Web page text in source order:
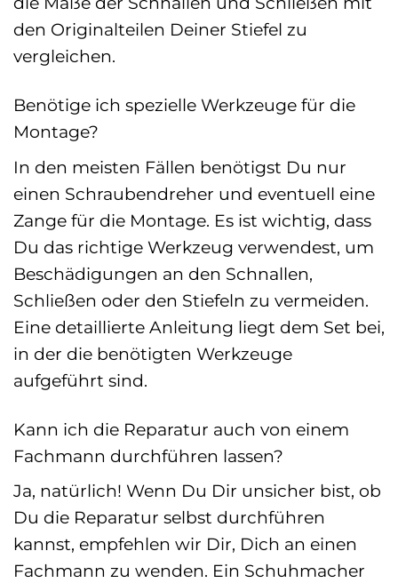
den Originalteilen Deiner Stiefel zu
vergleichen.
Benötige ich spezielle Werkzeuge für die
Montage?
In den meisten Fällen benötigst Du nur
einen Schraubendreher und eventuell eine
Zange für die Montage. Es ist wichtig, dass
Du das richtige Werkzeug verwendest, um
Beschädigungen an den Schnallen,
Schließen oder den Stiefeln zu vermeiden.
Eine detaillierte Anleitung liegt dem Set bei,
in der die benötigten Werkzeuge
aufgeführt sind.
Kann ich die Reparatur auch von einem
Fachmann durchführen lassen?
Ja, natürlich! Wenn Du Dir unsicher bist, ob
Du die Reparatur selbst durchführen
kannst, empfehlen wir Dir, Dich an einen
Fachmann zu wenden. Ein Schuhmacher